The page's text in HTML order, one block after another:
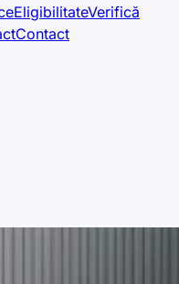
EligibilitateVerifică
Contact